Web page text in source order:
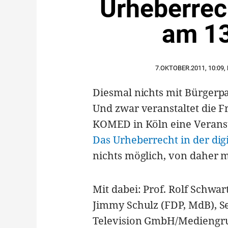
am
7.OKTOBER.2011, 10:09,
Diesmal nichts mit
Und zwar veranstaltet die
KOMED in Köln eine
Das Urheberrecht in der
nichts möglich, von daher
Mit dabei: Prof. Rolf
Jimmy Schulz (FDP, MdB),
Television GmbH/